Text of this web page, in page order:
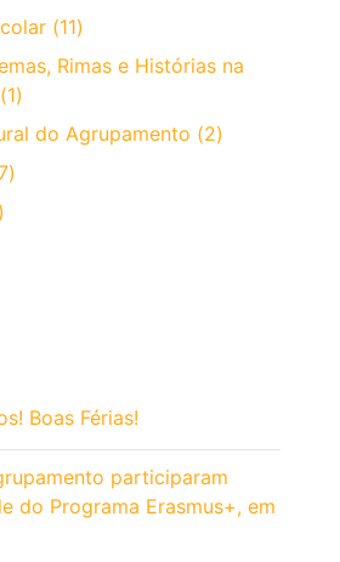
(11)
Rimas e Histórias na
do Agrupamento (2)
Boas Férias!
participaram
do Programa Erasmus+, em